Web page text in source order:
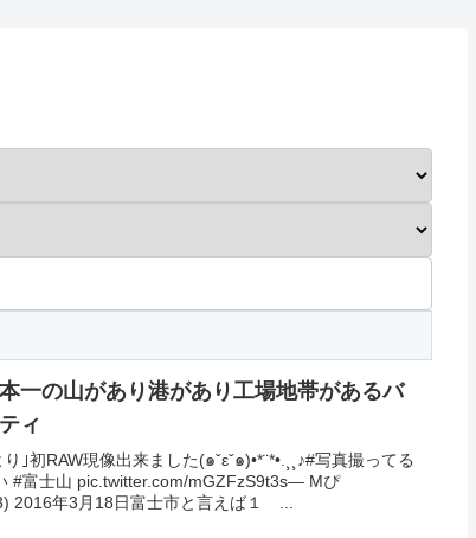
一の山があり港があり工場地帯があるバ
ィ
り｣初RAW現像出来ました(๑ˇεˇ๑)•*¨*•.¸¸♪#写真撮ってる
#富士山 pic.twitter.com/mGZFzS9t3s— Mぴ
2016年3月18日富士市と言えば１ ...